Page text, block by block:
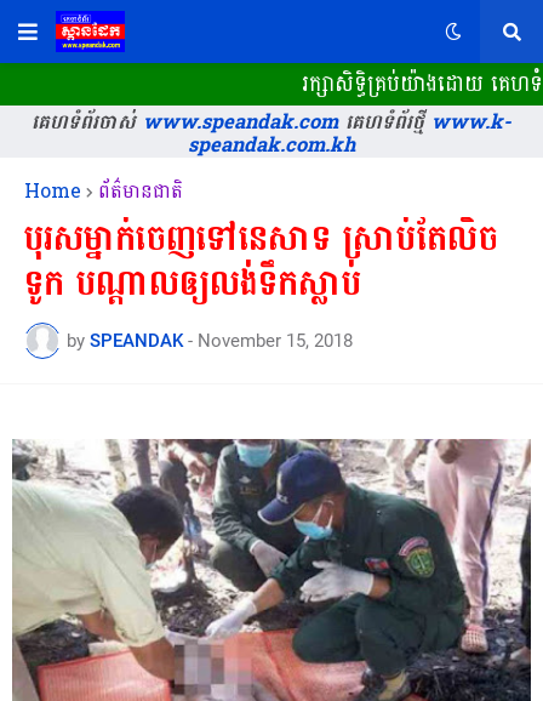
រក្សាសិទ្ធិគ្រប់យ៉ាងដោយ គេ
គេហទំព័រចាស់www.speandak.comគេហទំព័រថ្មីwww.k-
speandak.com.kh
Home ព័ត៌មានជាតិ
បុរសម្នាក់ចេញទៅនេសាទ​ ស្រាប់តែលិច​
ទូក បណ្ដាលឲ្យ​លង់ទឹក​ស្លាប់
by SPEANDAK - November 15, 2018